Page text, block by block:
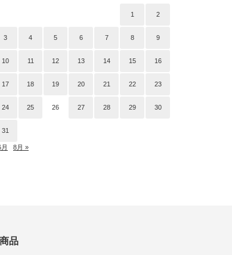
1 2
3 4 5 6 7 8 9
10 11 12 13 14 15 16
17 18 19 20 21 22 23
24 25 26 27 28 29 30
31
8月 »
品